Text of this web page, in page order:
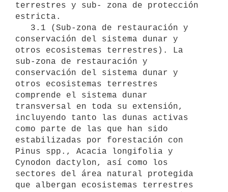
terrestres y sub- zona de protección
estricta.
conservación del sistema dunar y
otros ecosistemas terrestres). La
sub-zona de restauración y
conservación del sistema dunar y
otros ecosistemas terrestres
comprende el sistema dunar
transversal en toda su extensión,
incluyendo tanto las dunas activas
como parte de las que han sido
estabilizadas por forestación con
Pinus spp., Acacia longifolia y
Cynodon dactylon, así como los
sectores del área natural protegida
que albergan ecosistemas terrestres